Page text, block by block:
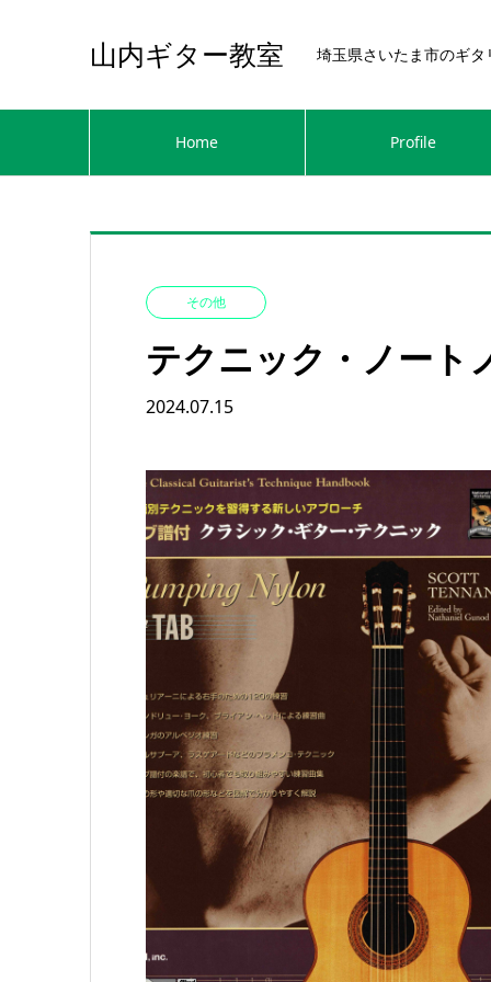
山内ギター教室 埼玉県さいたま市のギタ
Home Profile
その他
テクニック・ノート
2024.07.15